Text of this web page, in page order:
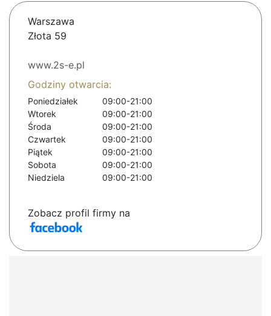
Warszawa
Złota 59
www.2s-e.pl
Godziny otwarcia:
Poniedziałek
09:00-21:00
Wtorek
09:00-21:00
Środa
09:00-21:00
Czwartek
09:00-21:00
Piątek
09:00-21:00
Sobota
09:00-21:00
Niedziela
09:00-21:00
Zobacz profil firmy na